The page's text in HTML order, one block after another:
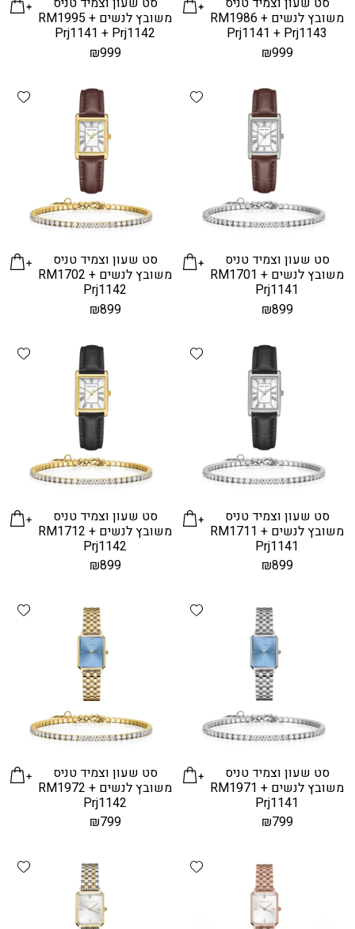
משובץ לנשים RM1986 +
Prj1141 + Prj1143
₪999
משובץ לנשים RM1995 +
Prj1141 + Prj1142
₪999
Add wishlist
סט שעון וצמיד טניס
משובץ לנשים RM1701 +
Prj1141
₪899
סט שעון וצמיד טניס
משובץ לנשים RM1702 +
Prj1142
₪899
Add wishlist
סט שעון וצמיד טניס
משובץ לנשים RM1711 +
Prj1141
₪899
סט שעון וצמיד טניס
משובץ לנשים RM1712 +
Prj1142
₪899
Add wishlist
סט שעון וצמיד טניס
משובץ לנשים RM1971 +
Prj1141
₪799
סט שעון וצמיד טניס
משובץ לנשים RM1972 +
Prj1142
₪799
Add wishlist